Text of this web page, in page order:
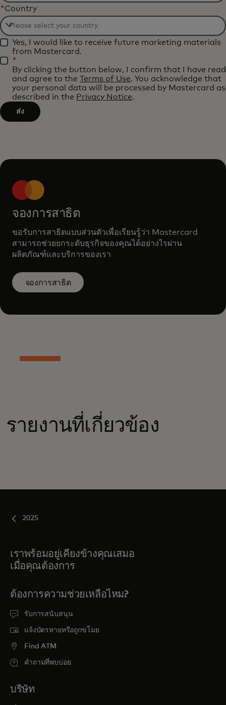
will
be
applied
after
3
characters.
*Country
Filtering
will
be
applied
after
characters.
Yes, I would like to receive future marketing materials
from Mastercard.
*
By clicking the button below, I confirm that I have read
and agree to the Terms of Use. You acknowledge that
your personal data will be processed by Mastercard as
described in the Privacy Notice.
ส่ง
จองการสาธิต
ขอรับการสาธิตแบบส่วนตัวเพื่อเรียนรู้ว่า Mastercard
สามารถช่วยยกระดับธุรกิจของคุณได้อย่างไรผ่าน
ผลิตภัณฑ์และบริการของเรา
จองการสาธิต
รายงานที่เกี่ยวข้อง
2025
เราพร้อมอยู่เคียงข้างคุณเสมอ
เมื่อคุณต้องการ
ต้องการความช่วยเหลือไหม?
รับการสนับสนุน
แจ้งบัตรหายหรือถูกขโมย
Find ATM
คำถามที่พบบ่อย
บริษัท